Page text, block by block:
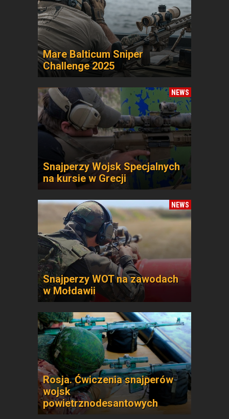
Mare Balticum Sniper
Challenge 2025
NEWS
Snajperzy Wojsk Specjalnych
na kursie w Grecji
NEWS
Snajperzy WOT na zawodach
w Mołdawii
Rosja. Ćwiczenia snajperów
wojsk
powietrznodesantowych